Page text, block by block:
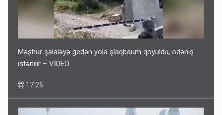
Məşhur şəlaləyə gedən yola şlaqbaum qoyuldu, ödəniş
istənilir – VİDEO
17:25